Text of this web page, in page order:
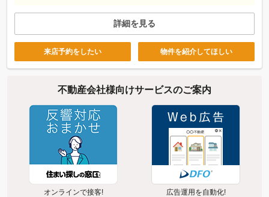
詳細を見る
来店予約をしたい 物件を紹介してほしい
不動産会社様向けサービスのご案内
オンラインで接客! 広告運用を自動化!